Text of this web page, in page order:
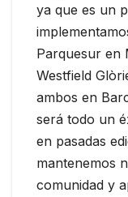
ya que es un
Parquesur en
Westfield
ambos en
será todo un
en pasadas
mantenemos
comunidad y